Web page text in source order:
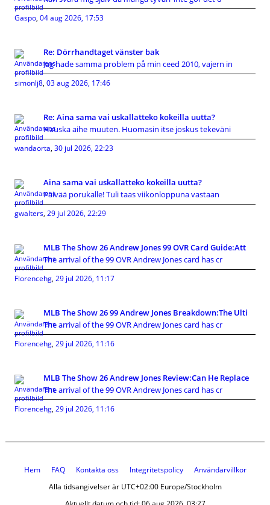
Gaspo, 04 aug 2026, 17:53
Re: Dörrhandtaget vänster bak
Jag hade samma problem på min ceed 2010, vajern in
simonlj8, 03 aug 2026, 17:46
Re: Aina sama vai uskallatteko kokeilla uutta?
Hauska aihe muuten. Huomasin itse joskus tekeväni
wandaorta, 30 jul 2026, 22:23
Aina sama vai uskallatteko kokeilla uutta?
Päivää porukalle! Tuli taas viikonloppuna vastaan
gwalters, 29 jul 2026, 22:29
MLB The Show 26 Andrew Jones 99 OVR Card Guide:Att
The arrival of the 99 OVR Andrew Jones card has cr
Florencehg, 29 jul 2026, 11:17
MLB The Show 26 99 Andrew Jones Breakdown:The Ulti
The arrival of the 99 OVR Andrew Jones card has cr
Florencehg, 29 jul 2026, 11:16
MLB The Show 26 Andrew Jones Review:Can He Replace
The arrival of the 99 OVR Andrew Jones card has cr
Florencehg, 29 jul 2026, 11:16
Hem FAQ Kontakta oss Integritetspolicy
Användarvillkor
Alla tidsangivelser är UTC+02:00 Europe/Stockholm